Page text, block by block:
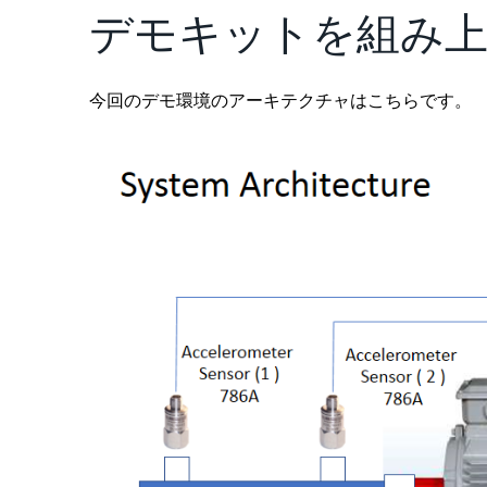
デモキットを組み
今回のデモ環境のアーキテクチャはこちらです。